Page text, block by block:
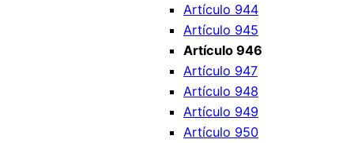
Artículo 944
Artículo 945
Artículo 946
Artículo 947
Artículo 948
Artículo 949
Artículo 950